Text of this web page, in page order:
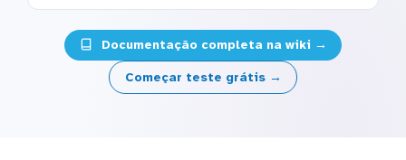
Documentação completa na wiki →
Começar teste grátis →